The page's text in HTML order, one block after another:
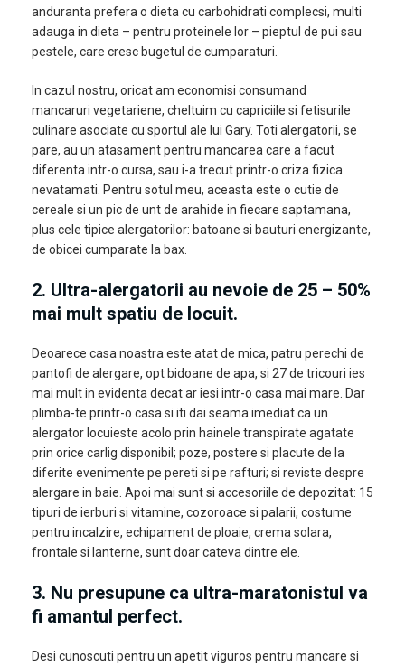
anduranta prefera o dieta cu carbohidrati complecsi, multi
adauga in dieta – pentru proteinele lor – pieptul de pui sau
pestele, care cresc bugetul de cumparaturi.
In cazul nostru, oricat am economisi consumand
mancaruri vegetariene, cheltuim cu capriciile si fetisurile
culinare asociate cu sportul ale lui Gary. Toti alergatorii, se
pare, au un atasament pentru mancarea care a facut
diferenta intr-o cursa, sau i-a trecut printr-o criza fizica
nevatamati. Pentru sotul meu, aceasta este o cutie de
cereale si un pic de unt de arahide in fiecare saptamana,
plus cele tipice alergatorilor: batoane si bauturi energizante,
de obicei cumparate la bax.
2. Ultra-alergatorii au nevoie de 25 – 50%
mai mult spatiu de locuit.
Deoarece casa noastra este atat de mica, patru perechi de
pantofi de alergare, opt bidoane de apa, si 27 de tricouri ies
mai mult in evidenta decat ar iesi intr-o casa mai mare. Dar
plimba-te printr-o casa si iti dai seama imediat ca un
alergator locuieste acolo prin hainele transpirate agatate
prin orice carlig disponibil; poze, postere si placute de la
diferite evenimente pe pereti si pe rafturi; si reviste despre
alergare in baie. Apoi mai sunt si accesoriile de depozitat: 15
tipuri de ierburi si vitamine, cozoroace si palarii, costume
pentru incalzire, echipament de ploaie, crema solara,
frontale si lanterne, sunt doar cateva dintre ele.
3. Nu presupune ca ultra-maratonistul va
fi amantul perfect.
Desi cunoscuti pentru un apetit viguros pentru mancare si